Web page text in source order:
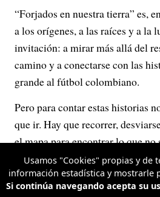
“Forjados en nuestra tierra” es,
a los orígenes, a las raíces y a la
invitación: a mirar más allá del
camino y a conectarse con las
grande al fútbol colombiano.
Pero para contar estas historias
que ir. Hay que recorrer,
el mapa para encontrar lo que no
Usamos "Cookies" propias y de
información estadística y mostrarle
Si continúa navegando acepta su